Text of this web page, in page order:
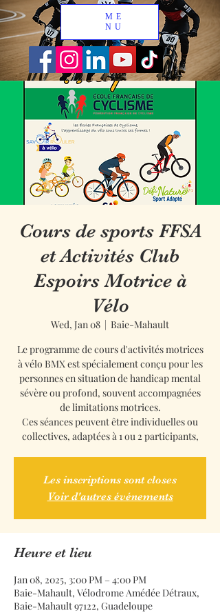
ME
NU
Cours de sports FFSA
et Activités Club
Espoirs Motrice à
Vélo
Wed, Jan 08
  |
Baie-Mahault
Le programme de cours d'activités motrices
à vélo BMX est spécialement conçu pour les
personnes en situation de handicap mental
sévère ou profond, souvent accompagnées
de limitations motrices.
Ces séances peuvent être individuelles ou
collectives, adaptées à 1 ou 2 participants,
Les inscriptions sont closes
Voir d'autres événements
Heure et lieu
Jan 08, 2025, 3:00 PM – 4:00 PM
Baie-Mahault, Vélodrome Amédée Détraux,
Baie-Mahault 97122, Guadeloupe